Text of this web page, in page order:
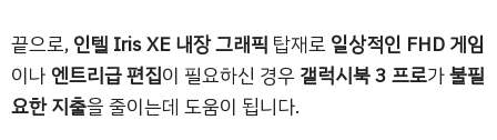
끝으로,인텔 Iris XE 내장 그래픽 탑재로 일상적인 FHD 게임
이나 엔트리급 편집이 필요하신 경우 갤럭시북 3 프로가불필
요한 지출을 줄이는데 도움이 됩니다.